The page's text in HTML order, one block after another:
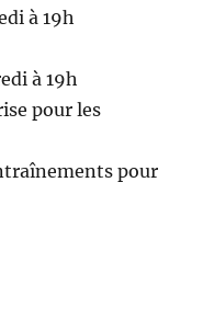
à 19h
à 19h
pour les
pour